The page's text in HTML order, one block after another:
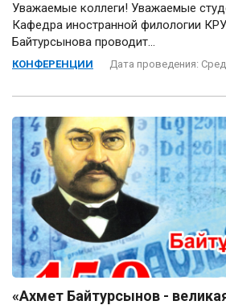
Уважаемые коллеги! Уважаемые
Кафедра иностранной филологии
Байтурсынова проводит...
КОНФЕРЕНЦИИ Дата проведения:
«Ахмет Байтурсынов -